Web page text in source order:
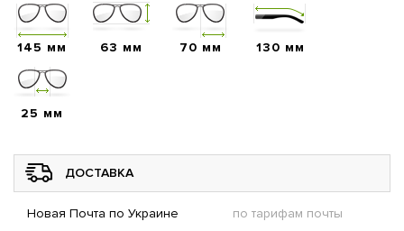
145 мм 63 мм 70 мм 130 мм
25 мм
ДОСТАВКА
Новая Почта по Украине по тарифам почты